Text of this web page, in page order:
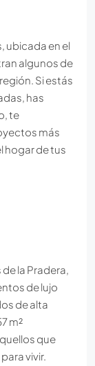
ubicada en el
algunos de
Si estás
has
te
más
hogar de tus
la Pradera,
de lujo
de alta
m²
que
vivir.